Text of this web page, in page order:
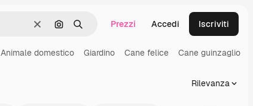
CancellaCerca per immagine
Ricerca Prezzi Accedi Iscriviti
Animale domestico Giardino Cane felice Cane guinzaglio
Rilevanza